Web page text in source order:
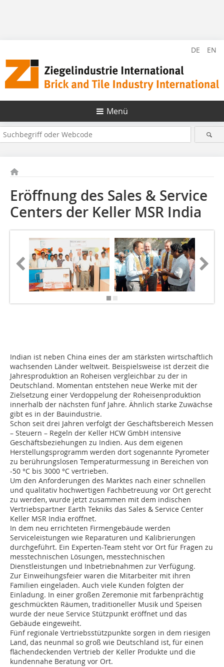
DE EN
Menü
Eröffnung des Sales & Service
Centers der Keller MSR India
Indian ist neben China eines der am stärksten wirtschaftlich
wachsenden Länder weltweit. Beispielsweise ist derzeit die
Jahresproduktion an Roheisen vergleichbar zu der in
Deutschland. Momentan entstehen neue Werke mit der
Zielsetzung einer Verdoppelung der Roheisenproduktion
innerhalb der nächsten fünf Jahre. Ähnlich starke Zuwächse
gibt es in der Bauindustrie.
Schon seit drei Jahren verfolgt der Geschäftsbereich Messen
– Steuern – Regeln der Keller HCW GmbH intensive
Geschäftsbeziehungen zu Indien. Aus dem eigenen
Herstellungsprogramm werden dort sogenannte Pyrometer
zu berührungslosen Temperaturmessung in Bereichen von
-50 °C bis 3000 °C vertrieben.
Um den Anforderungen des Marktes nach einer schnellen
und qualitativ hochwertigen Fachbetreuung vor Ort gerecht
zu werden, wurde jetzt zusammen mit dem indischen
Vertriebspartner Earth Tekniks das Sales & Service Center
Keller MSR India eröffnet.
In dem neu errichteten Firmengebäude werden
Serviceleistungen wie Reparaturen und Kalibrierungen
durchgeführt. Ein Experten-Team steht vor Ort für Fragen zu
messtechnischen Lösungen, messtechnischen
Dienstleistungen und Inbetriebnahmen zur Verfügung.
Zur Einweihungsfeier waren die Mitarbeiter mit ihren
Familien eingeladen. Auch viele Kunden folgten der
Einladung. In einer großen Zeremonie mit farbenprächtig
geschmückten Räumen, traditioneller Musik und Speisen
wurde der neue Service Stützpunkt eröffnet und das
Gebäude eingeweiht.
Fünf regionale Vertriebsstützpunkte sorgen in dem riesigen
Land, das neunmal so groß wie Deutschland ist, für einen
flächendeckenden Vertrieb der Keller Produkte und die
kundennahe Beratung vor Ort.